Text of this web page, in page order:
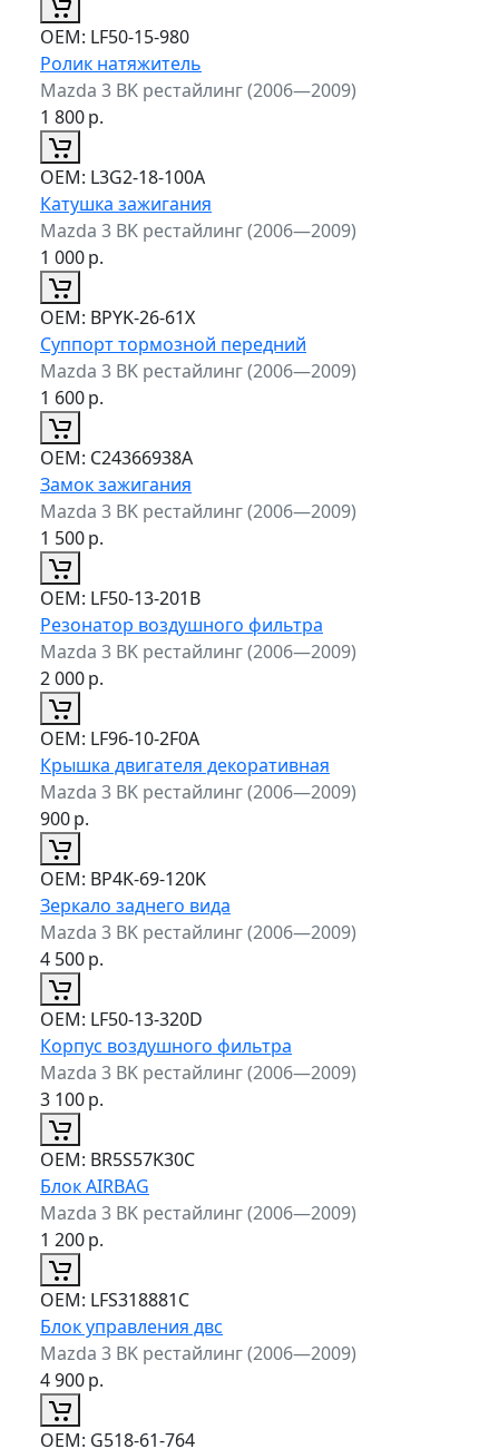
ОЕМ: LF50-15-980
Ролик натяжитель
Mazda 3 BK рестайлинг (2006—2009)
1 800р.
ОЕМ: L3G2-18-100A
Катушка зажигания
Mazda 3 BK рестайлинг (2006—2009)
1 000р.
ОЕМ: BPYK-26-61X
Суппорт тормозной передний
Mazda 3 BK рестайлинг (2006—2009)
1 600р.
ОЕМ: C24366938A
Замок зажигания
Mazda 3 BK рестайлинг (2006—2009)
1 500р.
ОЕМ: LF50-13-201B
Резонатор воздушного фильтра
Mazda 3 BK рестайлинг (2006—2009)
2 000р.
ОЕМ: LF96-10-2F0A
Крышка двигателя декоративная
Mazda 3 BK рестайлинг (2006—2009)
900р.
ОЕМ: BP4K-69-120K
Зеркало заднего вида
Mazda 3 BK рестайлинг (2006—2009)
4 500р.
ОЕМ: LF50-13-320D
Корпус воздушного фильтра
Mazda 3 BK рестайлинг (2006—2009)
3 100р.
ОЕМ: BR5S57K30C
Блок AIRBAG
Mazda 3 BK рестайлинг (2006—2009)
1 200р.
ОЕМ: LFS318881C
Блок управления двс
Mazda 3 BK рестайлинг (2006—2009)
4 900р.
ОЕМ: G518-61-764